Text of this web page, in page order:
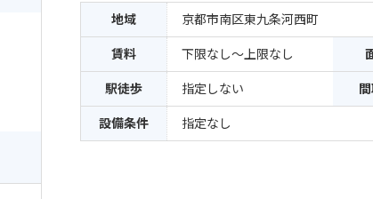
地域
京都市南区東九条河西町
賃料
下限なし～上限なし
駅徒歩
指定しない
設備条件
指定なし